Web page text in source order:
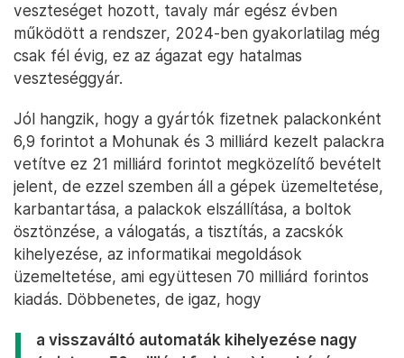
veszteséget hozott, tavaly már egész évben
működött a rendszer, 2024-ben gyakorlatilag még
csak fél évig, ez az ágazat egy hatalmas
veszteséggyár.
Jól hangzik, hogy a gyártók fizetnek palackonként
6,9 forintot a Mohunak és 3 milliárd kezelt palackra
vetítve ez 21 milliárd forintot megközelítő bevételt
jelent, de ezzel szemben áll a gépek üzemeltetése,
karbantartása, a palackok elszállítása, a boltok
ösztönzése, a válogatás, a tisztítás, a zacskók
kihelyezése, az informatikai megoldások
üzemeltetése, ami együttesen 70 milliárd forintos
kiadás. Döbbenetes, de igaz, hogy
a visszaváltó automaták kihelyezése nagy